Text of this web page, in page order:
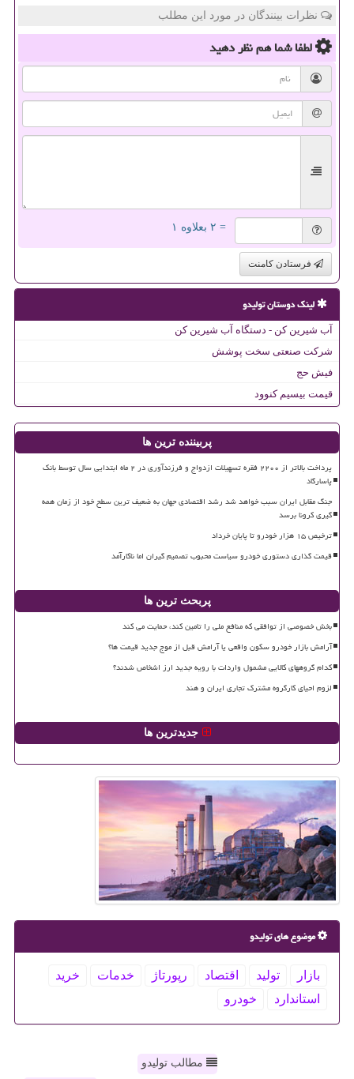
نظرات بینندگان در مورد این مطلب
لطفا شما همنظر دهید
= ۲ بعلاوه ۱
فرستادن کامنت
لینک دوستان تولیدو
آب شیرین کن - دستگاه آب شیرین کن
شرکت صنعتی سخت پوشش
فیش حج
قیمت بیسیم کنوود
پربیننده ترین ها
پرداخت بالاتر از ۲۲۰۰ فقره تسهیلات ازدواج و فرزندآوری در ۲ ماه ابتدایی سال توسط بانک
پاسارگاد
جنگ مقابل ایران سبب خواهد شد رشد اقتصادی جهان به ضعیف ترین سطح خود از زمان همه
گیری کرونا برسد
ترخیص ۱۵ هزار خودرو تا پایان خرداد
قیمت گذاری دستوری خودرو سیاست محبوب تصمیم گیران اما ناکارآمد
پربحث ترین ها
بخش خصوصی از توافقی که منافع ملی را تامین کند، حمایت می کند
آرامش بازار خودرو سکون واقعی یا آرامش قبل از موج جدید قیمت ها؟
کدام گروههای کالایی مشمول واردات با رویه جدید ارز اشخاص شدند؟
لزوم احیای کارگروه مشترک تجاری ایران و هند
جدیدترین ها
موضوع های تولیدو
بازار تولید اقتصاد رپورتاژ خدمات
خرید
استاندارد
خودرو
مطالب تولیدو